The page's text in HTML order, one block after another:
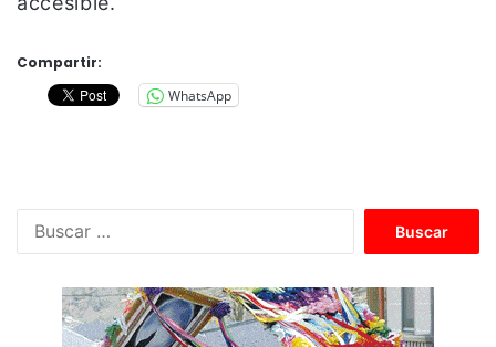
Compartir:
WhatsApp
c
a
r